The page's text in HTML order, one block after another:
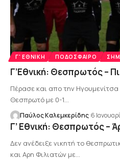
Γ' ΕΘΝΙΚΉ ΠΟΔΌΣΦΑΙΡΟ
Γ’Εθνική: Θεσπρωτός –
Πέρασε και απο την Ηγουμενίτσα
Θεσπρωτό με 0-1…
Παύλος Καλεμκερίδης 6
Γ’ Εθνική: Θεσπρωτός –
Δεν ανέδειξε νικητή το
και Αρη Φιλιατών με…